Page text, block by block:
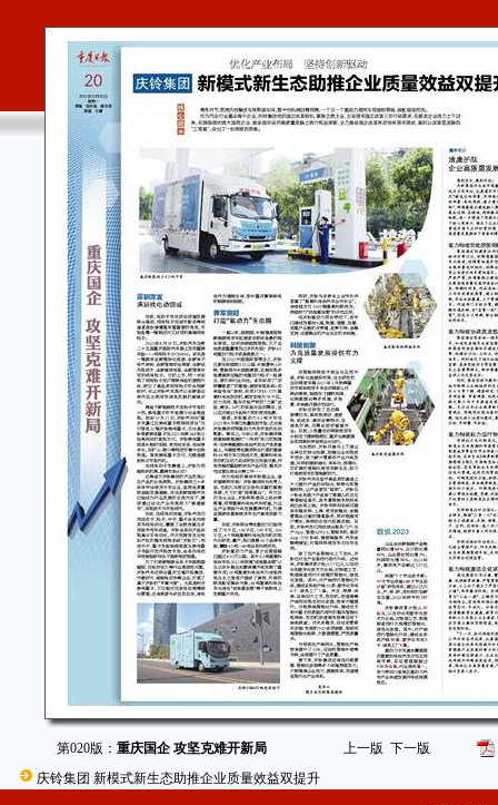
第020版：重庆国企 攻坚克难开新局 上一版 下一版
庆铃集团 新模式新生态助推企业质量效益双提升